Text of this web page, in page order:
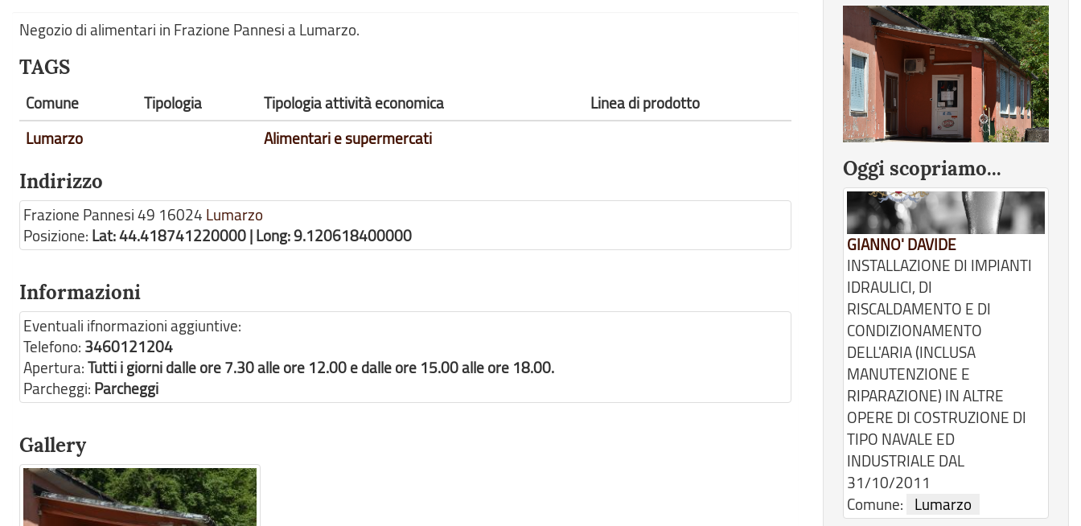
Negozio di alimentari in Frazione Pannesi a Lumarzo.
TAGS
Comune Tipologia Tipologia attività economica
Linea di prodotto
Lumarzo
Alimentari e supermercati
Indirizzo
Frazione Pannesi 49 16024 Lumarzo
Posizione: Lat: 44.418741220000 | Long: 9.120618400000
Informazioni
Eventuali ifnormazioni aggiuntive:
Telefono: 3460121204
Apertura:Tutti i giorni dalle ore 7.30 alle ore 12.00 e dalle ore 15.00 alle ore 18.00.
Parcheggi: Parcheggi
Gallery
Oggi scopriamo...
GIANNO' DAVIDE
INSTALLAZIONE DI IMPIANTI
IDRAULICI, DI
RISCALDAMENTO E DI
CONDIZIONAMENTO
DELL'ARIA (INCLUSA
MANUTENZIONE E
RIPARAZIONE) IN ALTRE
OPERE DI COSTRUZIONE DI
TIPO NAVALE ED
INDUSTRIALE DAL
31/10/2011
Comune:
Lumarzo